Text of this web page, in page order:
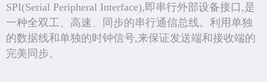
SPI(Serial Peripheral Interface),即串行外部设备接口,是
一种全双工、高速、同步的串行通信总线。利用单独
的数据线和单独的时钟信号,来保证发送端和接收端的
完美同步。